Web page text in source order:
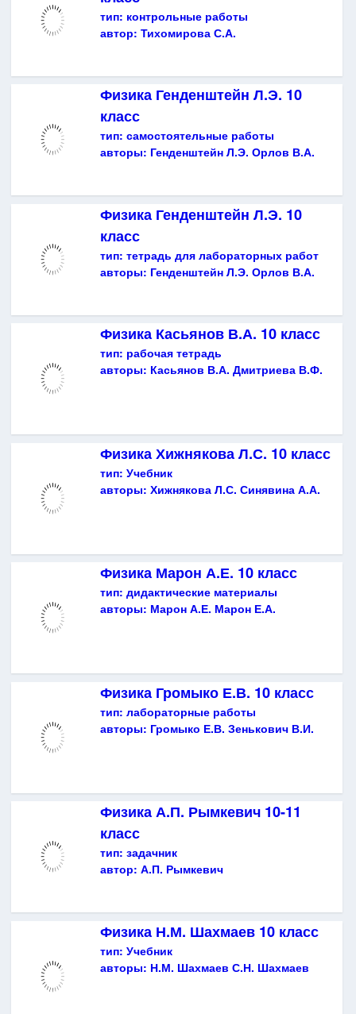
тип: контрольные работы
автор: Тихомирова С.А.
Физика Генденштейн Л.Э. 10
класс
тип: самостоятельные работы
авторы: Генденштейн Л.Э. Орлов В.А.
Физика Генденштейн Л.Э. 10
класс
тип: тетрадь для лабораторных работ
авторы: Генденштейн Л.Э. Орлов В.А.
Физика Касьянов В.А. 10 класс
тип: рабочая тетрадь
авторы: Касьянов В.А. Дмитриева В.Ф.
Физика Хижнякова Л.С. 10 класс
тип: Учебник
авторы: Хижнякова Л.С. Синявина А.А.
Физика Марон А.Е. 10 класс
тип: дидактические материалы
авторы: Марон А.Е. Марон Е.А.
Физика Громыко Е.В. 10 класс
тип: лабораторные работы
авторы: Громыко Е.В. Зенькович В.И.
Физика А.П. Рымкевич 10-11
класс
тип: задачник
автор: А.П. Рымкевич
Физика Н.М. Шахмаев 10 класс
тип: Учебник
авторы: Н.М. Шахмаев С.Н. Шахмаев